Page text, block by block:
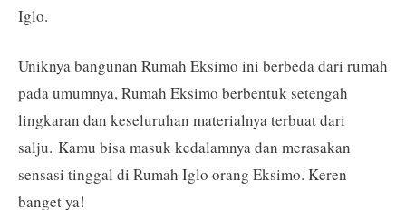
Iglo.
Uniknya bangunan Rumah Eksimo ini berbeda dari rumah
pada umumnya, Rumah Eksimo berbentuk setengah
lingkaran dan keseluruhan materialnya terbuat dari
salju. Kamu bisa masuk kedalamnya dan merasakan
sensasi tinggal di Rumah Iglo orang Eksimo. Keren
banget ya!